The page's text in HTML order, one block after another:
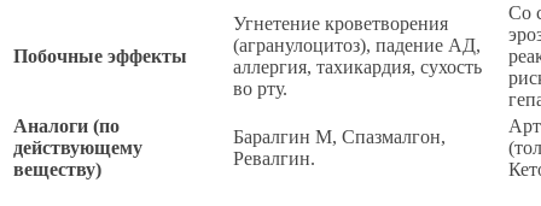
Побочные эффекты
Угнетение кроветворения
(агранулоцитоз), падение АД,
аллергия, тахикардия, сухость
во рту.
Со
Аналоги (по
действующему
веществу)
Баралгин М, Спазмалгон,
Ревалгин.